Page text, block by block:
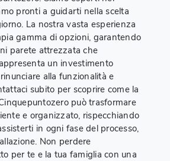
pronti a guidarti nella scelta
La nostra vasta esperienza
gamma di opzioni, garantendo
parete attrezzata che
un investimento
alla funzionalità e
subito per scoprire come la
può trasformare
e organizzato, rispecchiando
in ogni fase del processo,
Non perdere
per te e la tua famiglia con una